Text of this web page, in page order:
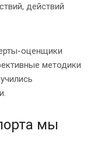
действий
оценщики
методики
мы